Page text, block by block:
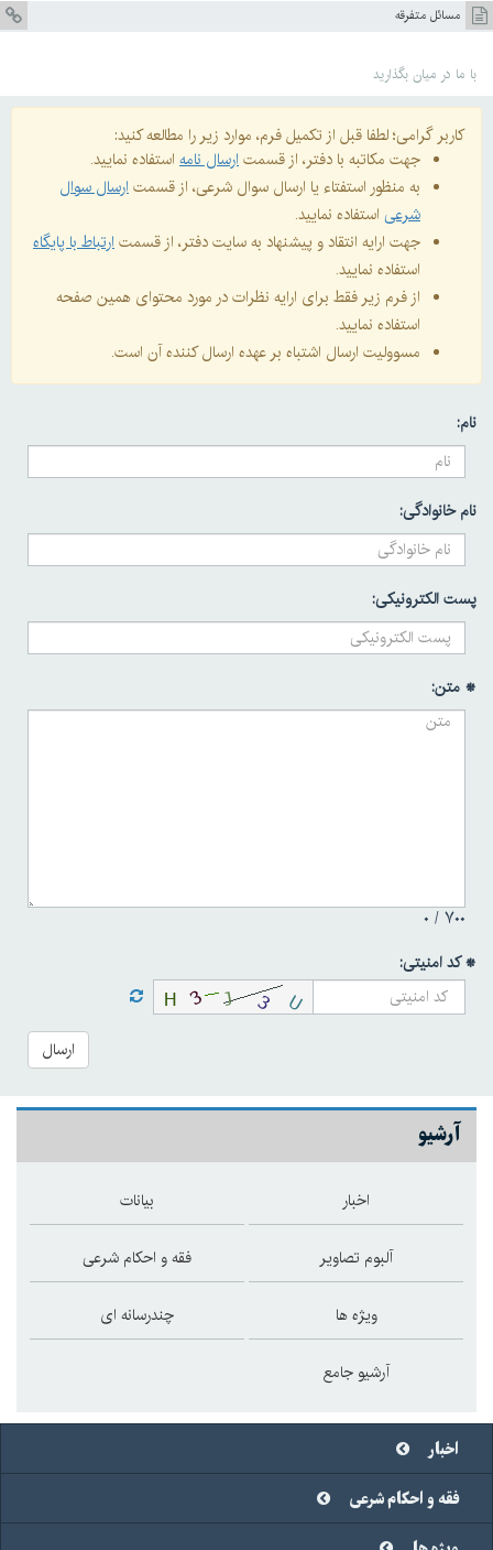
مسائل متفرقه
با ما در میان بگذارید
کاربر گرامی؛ لطفا قبل از تکمیل فرم، موارد زیر را مطالعه کنید:
جهت مکاتبه با دفتر، از قسمتارسال نامه استفاده نمایید.
به منظور استفتاء یا ارسال سوال شرعی، از قسمتارسال سوال
شرعی استفاده نمایید.
جهت ارایه انتقاد و پیشنهاد به سایت دفتر، از قسمتارتباط با پایگاه
استفاده نمایید.
از فرم زیر فقط برای ارایه نظرات در مورد محتوای همین صفحه
استفاده نمایید.
مسوولیت ارسال اشتباه بر عهده ارسال کننده آن است.
نام:
نام خانوادگی:
پست الکترونیکی:
* متن:
۷۰۰ /
۰
* کد امنیتی:
ارسال
آرشیو
اخبار بیانات
آلبوم تصاویر فقه و احکام شرعی
ویژه ها چندرسانه ای
آرشیو جامع
اخبار
فقه و احکام شرعی